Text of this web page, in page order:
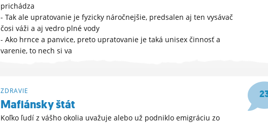
prichádza
- Tak ale upratovanie je fyzicky náročnejšie, predsalen aj ten vysávač
čosi váži a aj vedro plné vody
- Ako hrnce a panvice, preto upratovanie je taká unisex činnosť a
varenie, to nech si va
ZDRAVIE
Mafiánsky štát
Koľko ľudí z vášho okolia uvažuje alebo už podniklo emigráciu zo